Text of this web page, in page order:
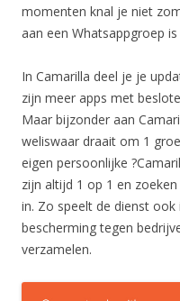
momenten knal je niet
aan een Whatsappgroep
In Camarilla deel je je
zijn meer apps met
Maar bijzonder aan
weliswaar draait om 1
eigen persoonlijke
zijn altijd 1 op 1 en
in. Zo speelt de dienst
bescherming tegen
verzamelen.